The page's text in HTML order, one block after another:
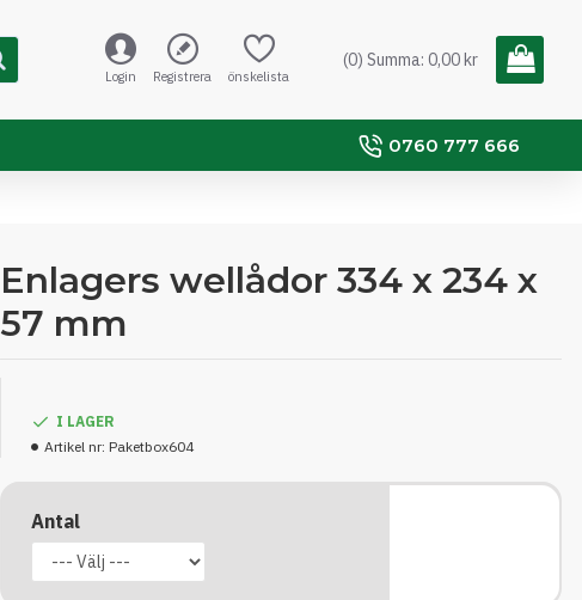
Login Registrera önskelista
(0) Summa: 0,00 kr
0760 777 666
Enlagers wellådor 334 x 234 x
57 mm
I LAGER
Artikel nr: Paketbox604
Antal